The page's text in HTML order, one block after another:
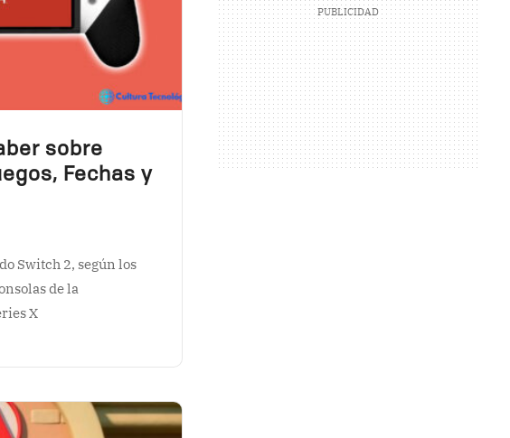
sobre
Fechas y
Switch 2, según los
de la
X